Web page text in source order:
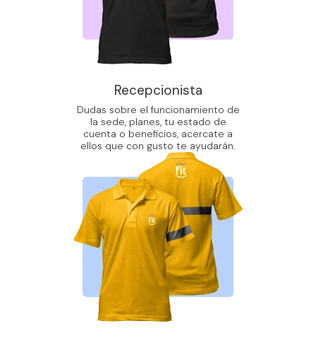
Recepcionista
Dudas sobre el funcionamiento de
la sede, planes, tu estado de
cuenta o beneficios, acercate a
ellos que con gusto te ayudarán.